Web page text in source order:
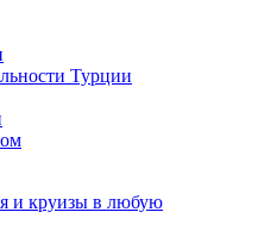
Турции